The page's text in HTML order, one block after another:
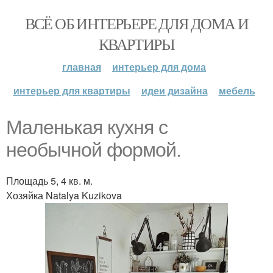
ВСЁ ОБ ИНТЕРЬЕРЕ ДЛЯ ДОМА И
КВАРТИРЫ
главная
интерьер для дома
интерьер для квартиры
идеи дизайна мебель
Маленькая кухня с
необычной формой.
Площадь 5, 4 кв. м.
Хозяйка Natalya Kuzikova